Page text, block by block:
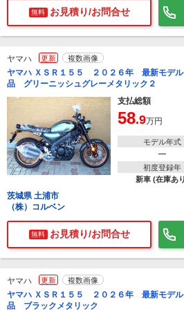
無料 お見積り/お問合せ
ヤマハ 更新 複数画像
ヤマハ ＸＳＲ１５５ ２０２６年 最新モデ
品 グリーニッシュグレーメタリック２
支払総額
58.9万円
モデル年式
―
初度登録年
新車 (在庫あ
茨城県 土浦市
（株）コルベン
無料 お見積り/お問合せ
ヤマハ 更新 複数画像
ヤマハ ＸＳＲ１５５ ２０２６年 最新モデ
品 ブラックメタリック